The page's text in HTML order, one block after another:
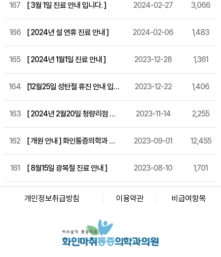
167 [ 3월 1일 진료 안내 입니다. ] 2024-02-27 3,066
166 [ 2024년 설 연휴 진료 안내 ] 2024-02-06 1,483
165 [ 2024년 1월1일 진료 안내 ] 2023-12-28 1,361
164 [12월25일 성탄절 휴진 안내 입니다.] 2023-12-22 1,406
163 [ 2024년 2월20일 청량리점 개원 ] 2023-11-14 2,255
162 [ 개원 안내 ] 화인통증의학과 세종 특별시 개원! 2023-09-01 12,455
161 [ 8월15일 광복절 진료 안내 ] 2023-08-10 1,701
개인정보취급방침 이용약관 비급여항목
화인마취통증의학과의원 창원점
대표자명: 윤경섭
서울 강남구 테헤란로 405 BGF 사옥 빌딩 3층 (서울 강남구 삼성동 141-32)
대표자명: 이정욱